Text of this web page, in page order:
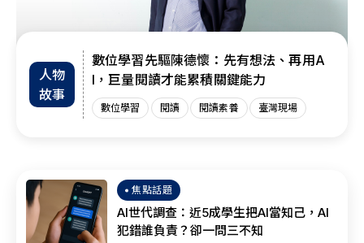
人物
故事
數位學習先驅陳德懷：先有想法、再用A
I，巨量閱讀才能累積關鍵能力
數位學習 閱讀 閱讀素養 臺灣現場
焦點話題
AI世代調查：近5成學生把AI當知己，AI
犯錯誰負責？卻一問三不知